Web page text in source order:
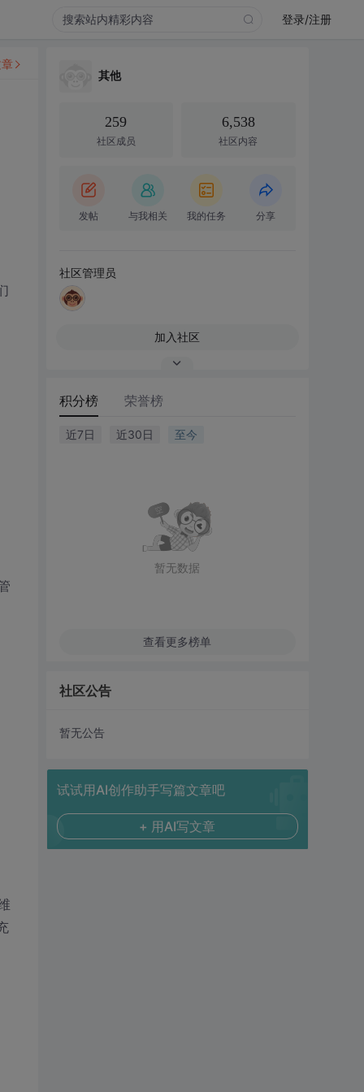
登录/注册
其他
259
社区成员
6,538
社区内容
发帖 与我相关 我的任务 分享
社区管理员
加入社区
积分榜 荣誉榜
近7日 近30日 至今
暂无数据
查看更多榜单
社区公告
暂无公告
试试用AI创作助手写篇文章吧
+ 用AI写文章